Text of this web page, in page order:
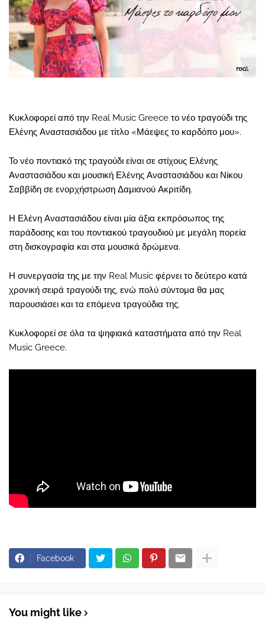
Κυκλοφορεί από την Real Music Greece το νέο τραγούδι της
Ελένης Αναστασιάδου με τίτλο «Μάεψες το καρδόπο μου».
Το νέο ποντιακό της τραγούδι είναι σε στίχους Ελένης
Αναστασιάδου και μουσική Ελένης Αναστασιάδου και Νίκου
Σαββίδη σε ενορχήστρωση Δαμιανού Ακριτίδη.
Η Ελένη Αναστασιάδου είναι μία άξια εκπρόσωπος της
παράδοσης και του ποντιακού τραγουδιού με μεγάλη πορεία
στη δισκογραφία και στα μουσικά δρώμενα.
Η συνεργασία της με την Real Music φέρνει το δεύτερο κατά
χρονική σειρά τραγούδι της, ενώ πολύ σύντομα θα μας
παρουσιάσει και τα επόμενα τραγούδια της.
Κυκλοφορεί σε όλα τα ψηφιακά καταστήματα από την Real
Music Greece.
Facebook
You might like